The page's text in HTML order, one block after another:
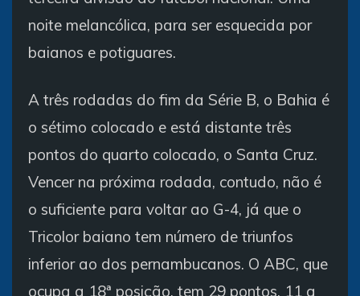
noite melancólica, para ser esquecida por
baianos e potiguares.
A três rodadas do fim da Série B, o Bahia é
o sétimo colocado e está distante três
pontos do quarto colocado, o Santa Cruz.
Vencer na próxima rodada, contudo, não é
o suficiente para voltar ao G-4, já que o
Tricolor baiano tem número de triunfos
inferior ao dos pernambucanos. O ABC, que
ocupa a 18ª posição, tem 29 pontos, 11 a